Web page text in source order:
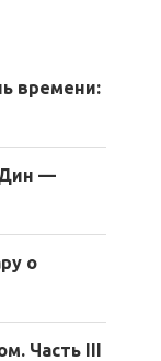
времени:
—
о
Часть III